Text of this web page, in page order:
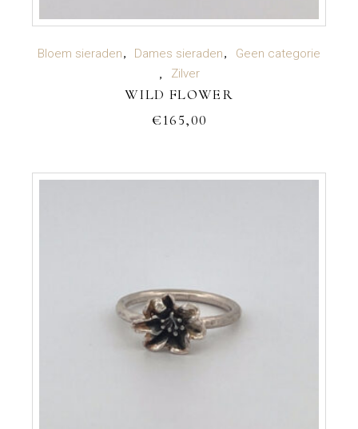
TOEVOEGEN AAN WINKELWAGEN
Bloem sieraden Dames sieraden
Geen categorie
Zilver
WILD FLOWER
€165,00